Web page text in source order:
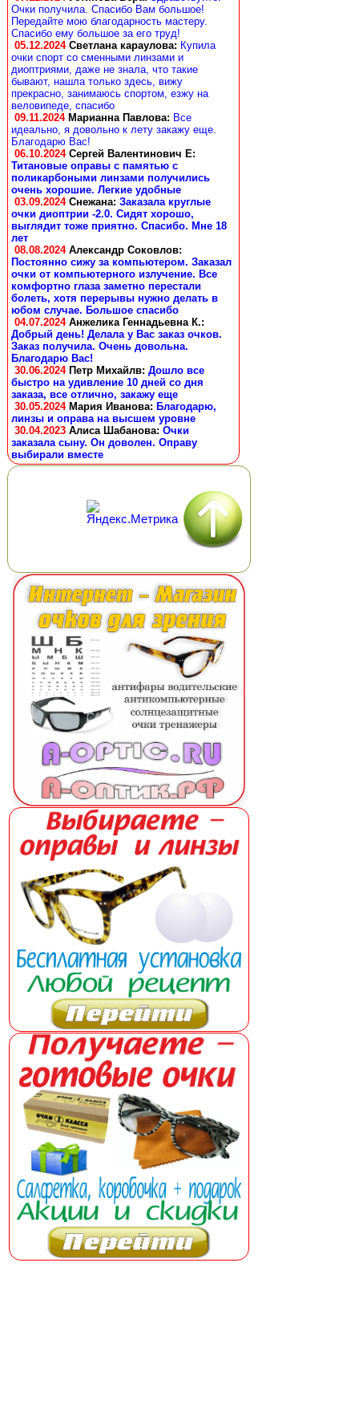
Очки получила. Спасибо Вам большое!
Передайте мою благодарность мастеру.
Спасибо ему большое за его труд!
05.12.2024 Светлана караулова: Купила
очки спорт со сменными линзами и
диоптриями, даже не знала, что такие
бывают, нашла только здесь, вижу
прекрасно, занимаюсь спортом, езжу на
веловипеде, спасибо
09.11.2024 Марианна Павлова: Все
идеально, я довольно к лету закажу еще.
Благодарю Вас!
06.10.2024 Сергей Валентинович Е:
Титановые оправы с памятью с
поликарбоными линзами получились
очень хорошие. Легкие удобные
03.09.2024 Снежана: Заказала круглые
очки диоптрии -2.0. Сидят хорошо,
выглядит тоже приятно. Спасибо. Мне 18
лет
08.08.2024 Александр Соковлов:
Постоянно сижу за компьютером. Заказал
очки от компьютерного излучение. Все
комфортно глаза заметно перестали
болеть, хотя перерывы нужно делать в
юбом случае. Большое спасибо
04.07.2024 Анжелика Геннадьевна К.:
Добрый день! Делала у Вас заказ очков.
Заказ получила. Очень довольна.
Благодарю Вас!
30.06.2024 Петр Михайлв: Дошло все
быстро на удивление 10 дней со дня
заказа, все отлично, закажу еще
30.05.2024 Мария Иванова: Благодарю,
линзы и оправа на высшем уровне
30.04.2023 Алиса Шабанова: Очки
заказала сыну. Он доволен. Оправу
выбирали вместе